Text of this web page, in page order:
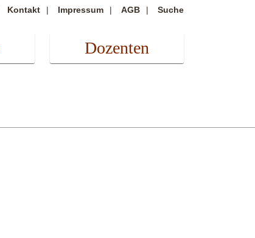
Kontakt Impressum AGB Suche
Dozenten